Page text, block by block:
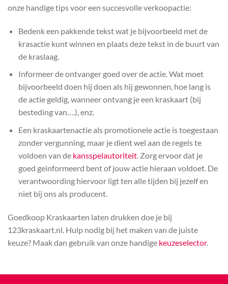
onze handige tips voor een succesvolle verkoopactie:
Bedenk een pakkende tekst wat je bijvoorbeeld met de
krasactie kunt winnen en plaats deze tekst in de buurt van
de kraslaag.
Informeer de ontvanger goed over de actie. Wat moet
bijvoorbeeld doen hij doen als hij gewonnen, hoe lang is
de actie geldig, wanneer ontvang je een kraskaart (bij
besteding van….), enz.
Een kraskaartenactie als promotionele actie is toegestaan
zonder vergunning, maar je dient wel aan de regels te
voldoen van de kansspelautoriteit. Zorg ervoor dat je
goed geinformeerd bent of jouw actie hieraan voldoet. De
verantwoording hiervoor ligt ten alle tijden bij jezelf en
niet bij ons als producent.
Goedkoop Kraskaarten laten drukken doe je bij
123kraskaart.nl. Hulp nodig bij het maken van de juiste
keuze? Maak dan gebruik van onze handige keuzeselector.